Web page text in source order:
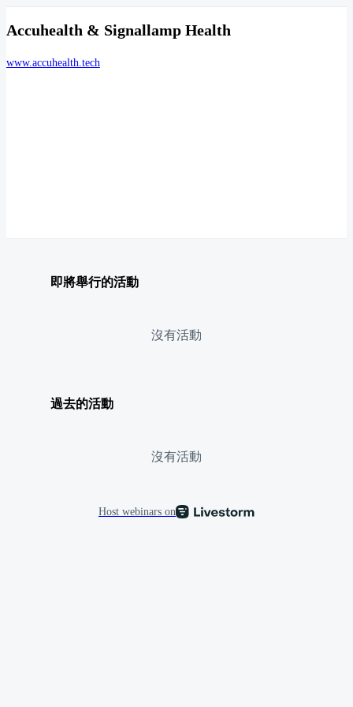
Accuhealth & Signallamp Health
www.accuhealth.tech
即將舉行的活動
沒有活動
過去的活動
沒有活動
Host webinars on